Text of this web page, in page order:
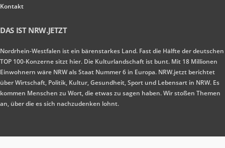
Kontakt
DAS IST NRW.JETZT
Nordrhein-Westfalen ist ein bärenstarkes Land. Fast die Hälfte der deutschen
TOP 100-Konzerne sitzt hier. Die Kulturlandschaft ist bunt. Mit 18 Millionen
Einwohnern wäre NRW als Staat Nummer 6 in Europa. NRW.jetzt berichtet
über Wirtschaft, Politik, Kultur, Gesundheit, Sport und Lebensart in NRW. Es
kommen Menschen zu Wort, die etwas zu sagen haben. Wir stoßen Themen
an, über die es sich nachzudenken lohnt.